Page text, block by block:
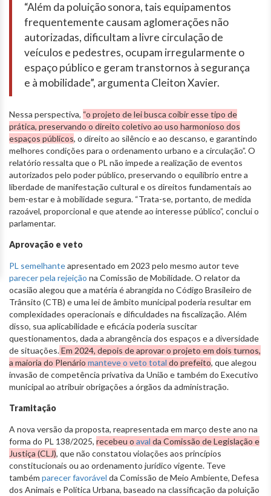
“Além da poluição sonora, tais equipamentos
frequentemente causam aglomerações não
autorizadas, dificultam a livre circulação de
veículos e pedestres, ocupam irregularmente o
espaço público e geram transtornos à segurança
e à mobilidade”, argumenta Cleiton Xavier.
Nessa perspectiva, “o projeto de lei busca coibir esse tipo de
prática, preservando o direito coletivo ao uso harmonioso dos
espaços públicos, o direito ao silêncio e ao descanso, e garantindo
melhores condições para o ordenamento urbano e a circulação”. O
relatório ressalta que o PL não impede a realização de eventos
autorizados pelo poder público, preservando o equilíbrio entre a
liberdade de manifestação cultural e os direitos fundamentais ao
bem-estar e à mobilidade segura. “Trata-se, portanto, de medida
razoável, proporcional e que atende ao interesse público”, conclui o
parlamentar.
Aprovação e veto
PL semelhanteapresentado em 2023 pelo mesmo autor teve
parecer pela rejeição na Comissão de Mobilidade. O relator da
ocasião alegou que a matéria é abrangida no Código Brasileiro de
Trânsito (CTB) e uma lei de âmbito municipal poderia resultar em
complexidades operacionais e dificuldades na fiscalização. Além
disso, sua aplicabilidade e eficácia poderia suscitar
questionamentos, dada a abrangência dos espaços e a diversidade
de situações.Em 2024, depois de aprovar o projeto em dois turnos,
a maioria do Plenário manteve o veto total do prefeito, que alegou
invasão de competência privativa da União e também do Executivo
municipal ao atribuir obrigações a órgãos da administração.
Tramitação
A nova versão da proposta, reapresentada em março deste ano na
forma do PL 138/2025, recebeu o aval da Comissão de Legislação e
Justiça (CLJ), que não constatou violações aos princípios
constitucionais ou ao ordenamento jurídico vigente. Teve
também parecer favorável da Comissão de Meio Ambiente, Defesa
dos Animais e Política Urbana, baseado na classificação da poluição